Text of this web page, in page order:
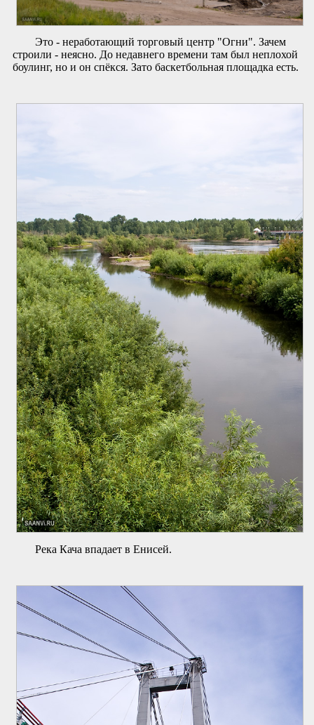
Это - неработающий торговый центр "Огни". Зачем
строили - неясно. До недавнего времени там был неплохой
боулинг, но и он спёкся. Зато баскетбольная площадка есть.
Река Кача впадает в Енисей.